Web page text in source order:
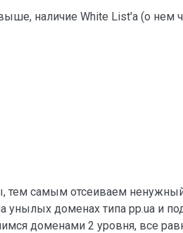
наличие White List'а (о нем
тем самым отсеиваем
доменах типа pp.ua и
доменами 2 уровня, все